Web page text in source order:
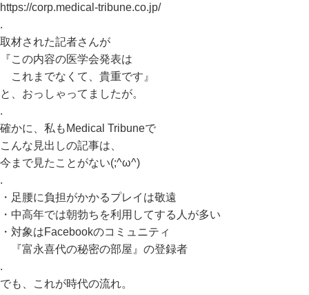
https://corp.medical-tribune.co.jp/
.
取材された記者さんが
『この内容の医学会発表は
これまでなくて、貴重です』
と、おっしゃってましたが。
.
確かに、私もMedical Tribuneで
こんな見出しの記事は、
今まで見たことがない(;^ω^)
.
・足腰に負担がかかるプレイは敬遠
・中高年では朝勃ちを利用してする人が多い
・対象はFacebookのコミュニティ
『富永喜代の秘密の部屋』の登録者
.
でも、これが時代の流れ。